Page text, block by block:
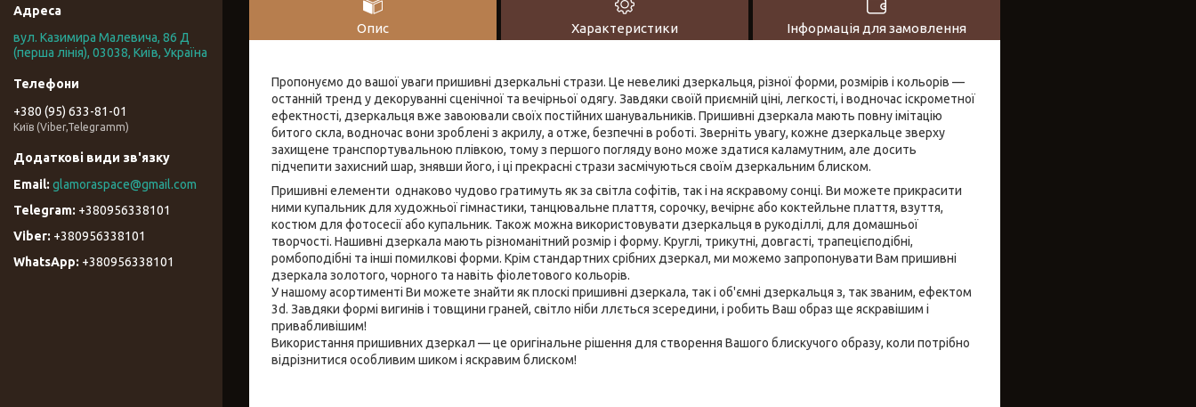
Опис Характеристики Інформація для замовлення
Пропонуємо до вашої уваги пришивні дзеркальні стрази. Це невеликі дзеркальця, різної форми, розмірів і кольорів —
останній тренд у декоруванні сценічної та вечірньої одягу. Завдяки своїй приємній ціні, легкості, і водночас іскрометної
ефектності, дзеркальця вже завоювали своїх постійних шанувальників. Пришивні дзеркала мають повну імітацію
битого скла, водночас вони зроблені з акрилу, а отже, безпечні в роботі. Зверніть увагу, кожне дзеркальце зверху
захищене транспортувальною плівкою, тому з першого погляду воно може здатися каламутним, але досить
підчепити захисний шар, знявши його, і ці прекрасні стрази засмічуються своїм дзеркальним блиском.
Пришивні елементи однаково чудово гратимуть як за світла софітів, так і на яскравому сонці. Ви можете прикрасити
ними купальник для художньої гімнастики, танцювальне плаття, сорочку, вечірнє або коктейльне плаття, взуття,
костюм для фотосесії або купальник. Також можна використовувати дзеркальця в рукоділлі, для домашньої
творчості. Нашивні дзеркала мають різноманітний розмір і форму. Круглі, трикутні, довгасті, трапецієподібні,
ромбоподібні та інші помилкові форми. Крім стандартних срібних дзеркал, ми можемо запропонувати Вам пришивні
дзеркала золотого, чорного та навіть фіолетового кольорів.
У нашому асортименті Ви можете знайти як плоскі пришивні дзеркала, так і об'ємні дзеркальця з, так званим, ефектом
3d. Завдяки формі вигинів і товщини граней, світло ніби ллється зсередини, і робить Ваш образ ще яскравішим і
привабливішим!
Використання пришивних дзеркал — це оригінальне рішення для створення Вашого блискучого образу, коли потрібно
відрізнитися особливим шиком і яскравим блиском!
вул. Казимира Малевича, 86 Д
(перша лінія), 03038, Київ, Україна
+380 (95) 633-81-01
Київ (Viber,Telegramm)
glamoraspace@gmail.com
+380956338101
+380956338101
+380956338101